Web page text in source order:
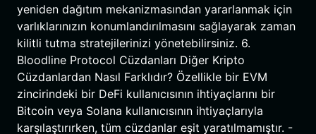
yeniden dağıtım mekanizmasından yararlanmak için
varlıklarınızın konumlandırılmasını sağlayarak zaman
kilitli tutma stratejilerinizi yönetebilirsiniz. 6.
Bloodline Protocol Cüzdanları Diğer Kripto
Cüzdanlardan Nasıl Farklıdır? Özellikle bir EVM
zincirindeki bir DeFi kullanıcısının ihtiyaçlarını bir
Bitcoin veya Solana kullanıcısının ihtiyaçlarıyla
karşılaştırırken, tüm cüzdanlar eşit yaratılmamıştır. -